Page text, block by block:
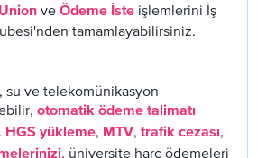
ve Ödeme İste işlemlerini İş
tamamlayabilirsiniz.
su ve telekomünikasyon
otomatik ödeme talimatı
HGS yükleme, MTV, trafik cezası,
, üniversite harç ödemeleri